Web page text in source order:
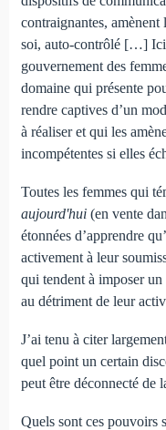
contraignantes,
soi, auto-contrôlé […] Ici
gouvernement des
domaine qui présente
rendre captives d’un
à réaliser et qui les
incompétentes si elles
Toutes les femmes qui
aujourd'hui(en vente
étonnées d’apprendre
activement à leur
qui tendent à imposer
au détriment de leur
J’ai tenu à citer
quel point un certain
peut être déconnecté de
Quels sont ces pouvoirs